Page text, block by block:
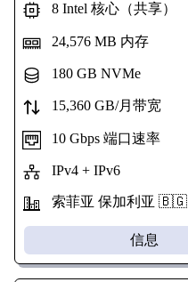
8 Intel 核心（共享）
24,576 MB 内存
180 GB NVMe
15,360 GB/月带宽
10 Gbps 端口速率
IPv4 + IPv6
索菲亚 保加利亚 🇧🇬
信息